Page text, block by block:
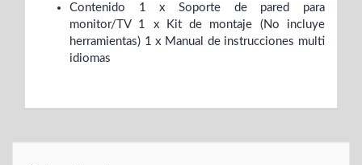
Contenido 1 x Soporte de pared para
monitor/TV 1 x Kit de montaje (No incluye
herramientas) 1 x Manual de instrucciones multi
idiomas